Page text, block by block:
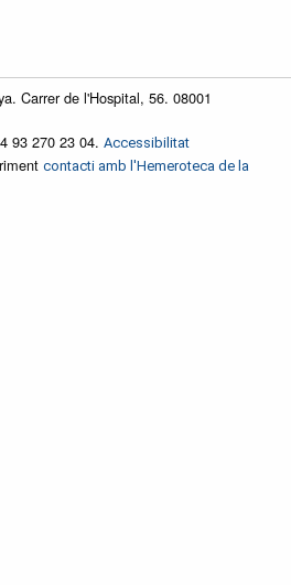
Carrer de l'Hospital, 56. 08001
93 270 23 04. Accessibilitat
contacti amb l'Hemeroteca de la